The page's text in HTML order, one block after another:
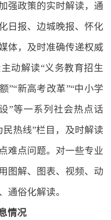
强政策的实时解读，通
日报、边城晚报、怀化
体，及时准确传递权威
动解读“义务教育招生
”“新高考改革”“中小学
”等一系列社会热点话
热线”栏目，及时解读
难点问题。对一些专业
图解、图表、视频、动
通俗化解读。
情况